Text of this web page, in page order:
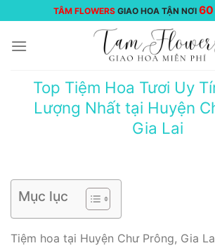
đến
nội
TÂM FLOWERS GIAO HOA TẬN NƠI 60
Top Tiệm Hoa Tươi Uy
Lượng Nhất tại Huyện
Gia Lai
Mục lục
Tiệm hoa tại Huyện Chư Prông, Gia